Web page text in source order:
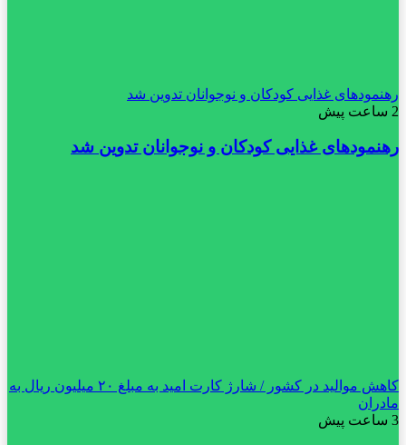
رهنمودهای غذایی کودکان و نوجوانان تدوین شد
2 ساعت پیش
رهنمودهای غذایی کودکان و نوجوانان تدوین شد
کاهش موالید در کشور / شارژ کارت امید به مبلغ ۲۰ میلیون ریال به
مادران
3 ساعت پیش